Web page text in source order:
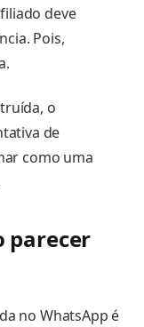
deve
Pois,
o
de
como uma
parecer
no WhatsApp é